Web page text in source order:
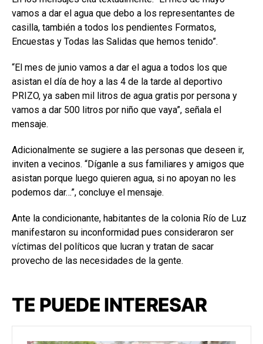
vamos a dar el agua que debo a los representantes de
casilla, también a todos los pendientes Formatos,
Encuestas y Todas las Salidas que hemos tenido”.
“El mes de junio vamos a dar el agua a todos los que
asistan el día de hoy a las 4 de la tarde al deportivo
PRIZO, ya saben mil litros de agua gratis por persona y
vamos a dar 500 litros por niño que vaya”, señala el
mensaje.
Adicionalmente se sugiere a las personas que deseen ir,
inviten a vecinos. “Díganle a sus familiares y amigos que
asistan porque luego quieren agua, si no apoyan no les
podemos dar…”, concluye el mensaje.
Ante la condicionante, habitantes de la colonia Río de Luz
manifestaron su inconformidad pues consideraron ser
víctimas del políticos que lucran y tratan de sacar
provecho de las necesidades de la gente.
TE PUEDE INTERESAR